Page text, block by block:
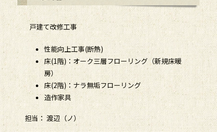
戸建て改修工事
性能向上工事(断熱)
床(1階)：オーク三層フローリング（新規床暖
房）
床(2階)：ナラ無垢フローリング
造作家具
担当： 渡辺（ノ）